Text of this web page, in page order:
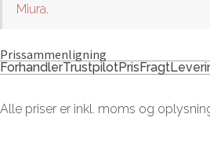
Miura.
Prissammenligning
ForhandlerTrustpilotPrisFragt
Alle priser er inkl. moms og